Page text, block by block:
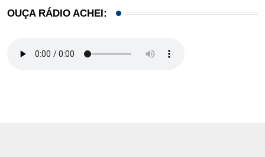
OUÇA RÁDIO ACHEI: